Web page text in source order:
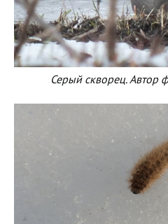
Серый скворец. Автор